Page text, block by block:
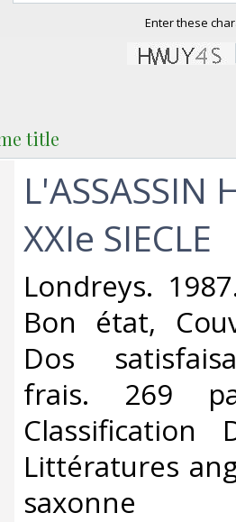
Enter these
title
‎L'ASSASSIN
XXIe SIECLE‎
‎Londreys.
Bon état,
Dos
frais. 269
Classification
Littératures
saxonne‎